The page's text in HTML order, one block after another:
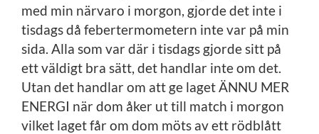
med min närvaro i morgon, gjorde det inte i
tisdags då febertermometern inte var på min
sida. Alla som var där i tisdags gjorde sitt på
ett väldigt bra sätt, det handlar inte om det.
Utan det handlar om att ge laget ÄNNU MER
ENERGI när dom åker ut till match i morgon
vilket laget får om dom möts av ett rödblått